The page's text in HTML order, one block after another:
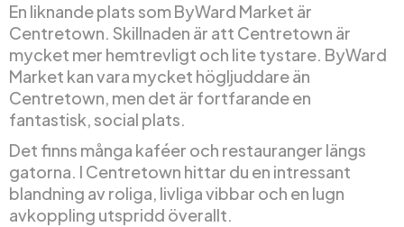
En liknande plats som ByWard Market är
Centretown. Skillnaden är att Centretown är
mycket mer hemtrevligt och lite tystare. ByWard
Market kan vara mycket högljuddare än
Centretown, men det är fortfarande en
fantastisk, social plats.
Det finns många kaféer och restauranger längs
gatorna. I Centretown hittar du en intressant
blandning av roliga, livliga vibbar och en lugn
avkoppling utspridd överallt.